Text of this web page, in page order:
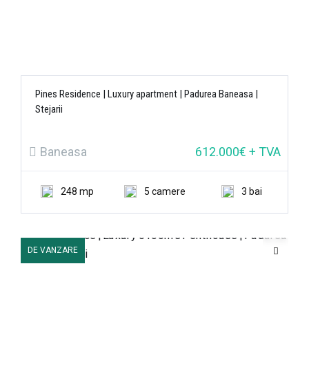
Pines Residence | Luxury apartment | Padurea Baneasa |
Stejarii
Baneasa 612.000€ + TVA
248 mp 5 camere 3 bai
DE VANZARE